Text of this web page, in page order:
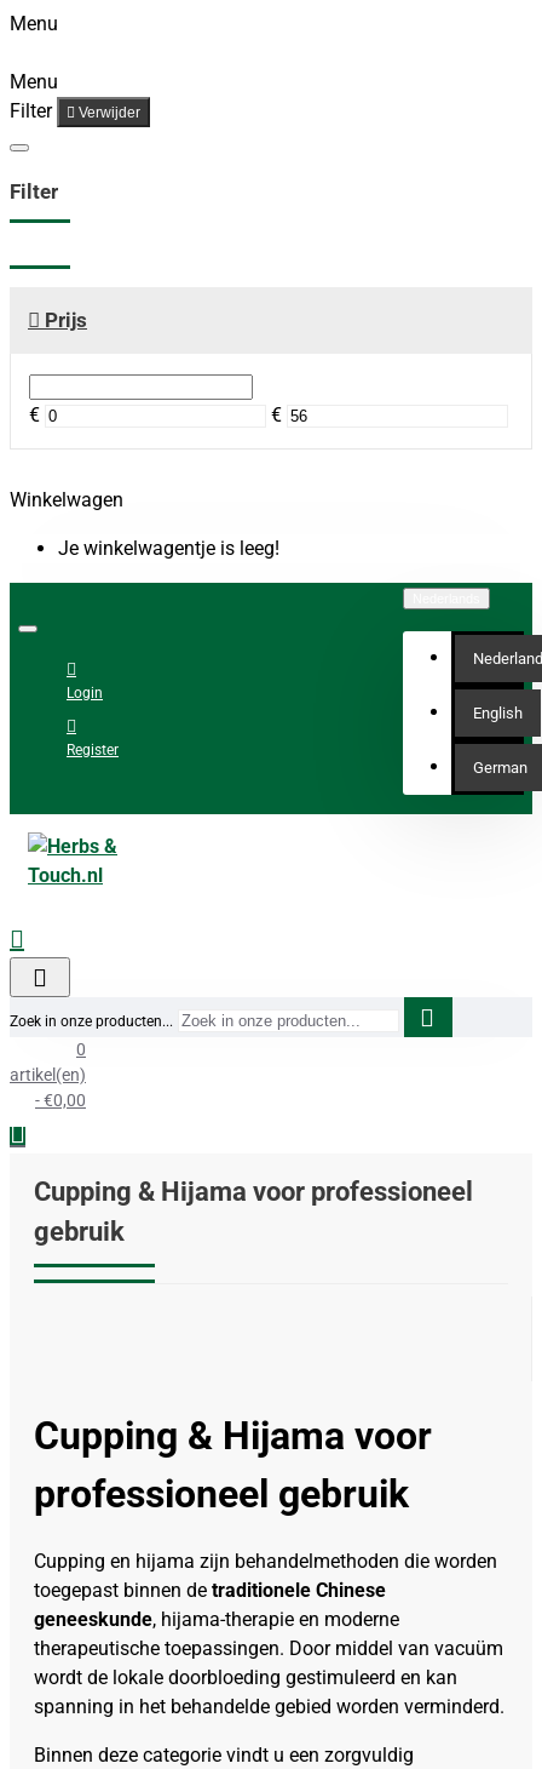
Menu
Menu
Filter
Verwijder
Filter
Prijs
€ €
Winkelwagen
Je winkelwagentje is leeg!
Login
Register
English
German
Zoek in onze producten...
0
artikel(en)
- €0,00
Cupping & Hijama voor professioneel
gebruik
Cupping & Hijama voor
professioneel gebruik
Cupping en hijama zijn behandelmethoden die worden
toegepast binnen de traditionele Chinese
geneeskunde, hijama-therapie en moderne
therapeutische toepassingen. Door middel van vacuüm
wordt de lokale doorbloeding gestimuleerd en kan
spanning in het behandelde gebied worden verminderd.
Binnen deze categorie vindt u een zorgvuldig